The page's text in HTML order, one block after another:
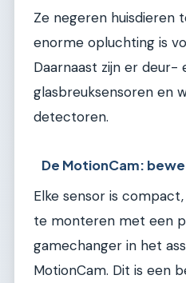
Ze negeren huisdieren
enorme opluchting is
Daarnaast zijn er deur-
glasbreuksensoren en
detectoren.
De MotionCam:
Elke sensor is
te monteren met een
gamechanger in het
MotionCam. Dit is een